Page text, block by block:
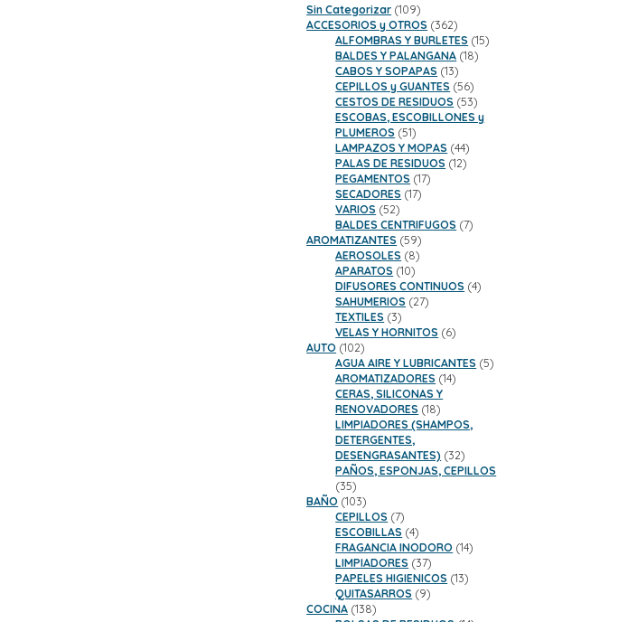
Sin Categorizar 109109
productos
ACCESORIOS y OTROS 362362
productos
ALFOMBRAS Y BURLETES 1515
BALDES Y PALANGANA 1818
CABOS Y SOPAPAS 1313
productos
CEPILLOS y GUANTES 5656
productos
CESTOS DE RESIDUOS 5353
productos
ESCOBAS, ESCOBILLONES y
PLUMEROS 5151
productos
LAMPAZOS Y MOPAS 4444
productos
PALAS DE RESIDUOS 1212
PEGAMENTOS 1717
SECADORES 1717
VARIOS 5252
productos
BALDES CENTRIFUGOS 77
AROMATIZANTES 5959
productos
AEROSOLES 88
APARATOS 1010
productos
DIFUSORES CONTINUOS 44
SAHUMERIOS 2727
TEXTILES 33
productos
VELAS Y HORNITOS 66
AUTO 102102
productos
AGUA AIRE Y LUBRICANTES 55
AROMATIZADORES 1414
CERAS, SILICONAS Y
RENOVADORES 1818
productos
LIMPIADORES (SHAMPOS,
DETERGENTES,
DESENGRASANTES) 3232
productos
PAÑOS, ESPONJAS, CEPILLOS
3535
productos
BAÑO 103103
productos
CEPILLOS 77
productos
ESCOBILLAS 44
productos
FRAGANCIA INODORO 1414
LIMPIADORES 3737
productos
PAPELES HIGIENICOS 1313
QUITASARROS 99
COCINA 138138